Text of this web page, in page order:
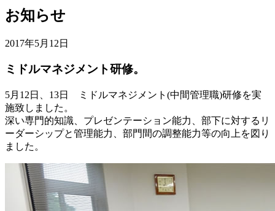
お知らせ
2017年5月12日
ミドルマネジメント研修。
5月12日、13日 ミドルマネジメント(中間管理職)研修を実
施致しました。
深い専門的知識、プレゼンテーション能力、部下に対するリ
ーダーシップと管理能力、部門間の調整能力等の向上を図り
ました。